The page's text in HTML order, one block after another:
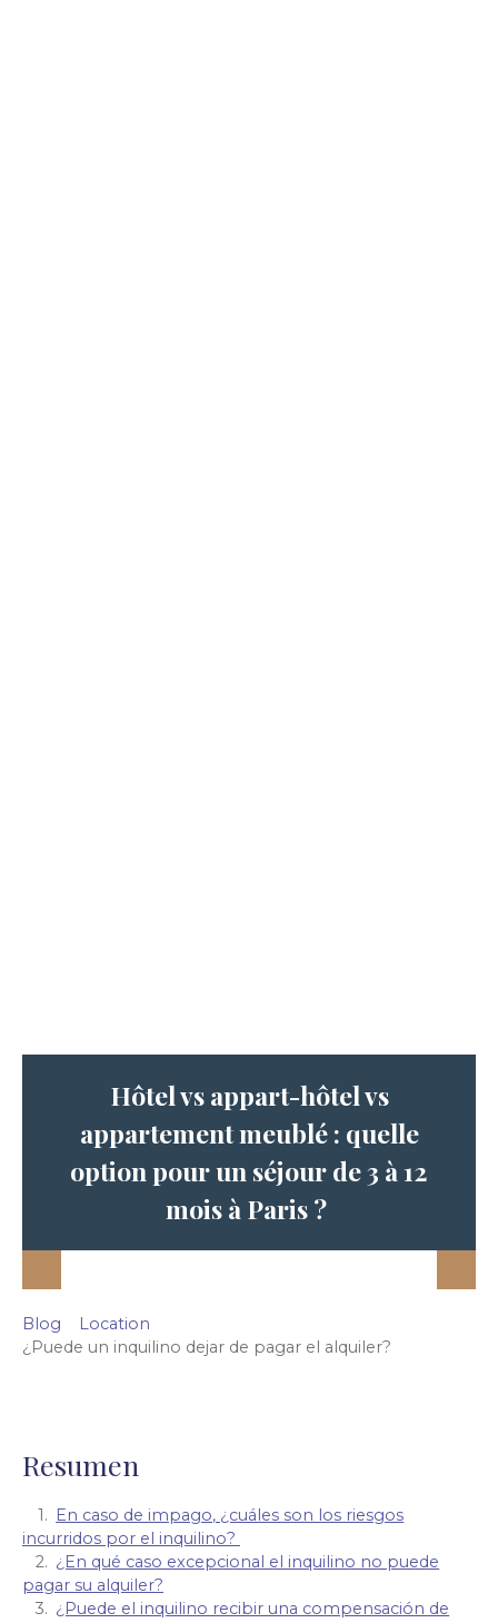
Hôtel vs appart-hôtel vs
appartement meublé : quelle
option pour un séjour de 3 à 12
mois à Paris ?
Blog
Location
¿Puede un inquilino dejar de pagar el alquiler?
Resumen
En caso de impago, ¿cuáles son los riesgos
incurridos por el inquilino?
¿En qué caso excepcional el inquilino no puede
pagar su alquiler?
¿Puede el inquilino recibir una compensación de